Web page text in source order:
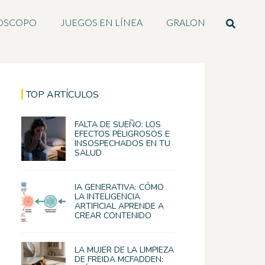
JUEGOS EN LÍNEA GRALON
TOP ARTÍCULOS
FALTA DE SUEÑO: LOS
EFECTOS PELIGROSOS E
INSOSPECHADOS EN TU
SALUD
IA GENERATIVA: CÓMO
LA INTELIGENCIA
ARTIFICIAL APRENDE A
CREAR CONTENIDO
LA MUJER DE LA LIMPIEZA
DE FREIDA MCFADDEN: